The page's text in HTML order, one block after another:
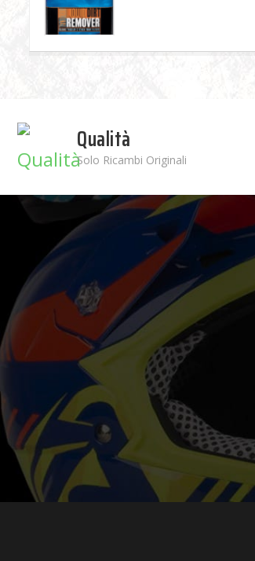
Qualità
Solo Ricambi Originali